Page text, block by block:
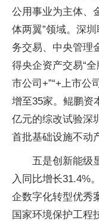
公用事业为主体、
体两翼”领域。深
务交易、中央管理
得央企资产交易“
市公司+”“+上市公
增至35家。鲲鹏资
亿元的综改试验深
首批基础设施不动
五是创新能级
入同比增长31.4%
企数字化转型优秀
国家环境保护工程